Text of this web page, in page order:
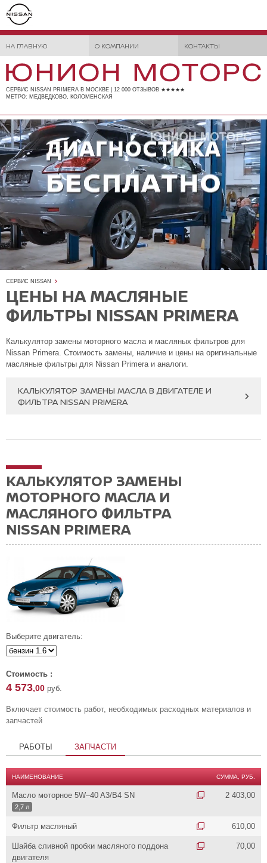
НА ГЛАВНУЮ О КОМПАНИИ КОНТАКТЫ
СЕРВИС NISSAN PRIMERA В МОСКВЕ | 12 000 ОТЗЫВОВ ★★★★★
МЕТРО: МЕДВЕДКОВО, КОЛОМЕНСКАЯ
СЕРВИС NISSAN
ЦЕНЫ НА МАСЛЯНЫЕ
ФИЛЬТРЫ NISSAN PRIMERA
Калькулятор замены моторного масла и масляных фильтров для
Nissan Primera. Стоимость замены, наличие и цены на оригинальные
масляные фильтры для Nissan Primera и аналоги.
КАЛЬКУЛЯТОР ЗАМЕНЫ МАСЛА В ДВИГАТЕЛЕ И
ФИЛЬТРА NISSAN PRIMERA
КАЛЬКУЛЯТОР ЗАМЕНЫ
МОТОРНОГО МАСЛА И
МАСЛЯНОГО ФИЛЬТРА
NISSAN PRIMERA
Выберите двигатель:
Стоимость :
4 573,00 руб.
Включает стоимость работ, необходимых расходных материалов и
запчастей
РАБОТЫ ЗАПЧАСТИ
НАИМЕНОВАНИЕ СУММА, РУБ.
Масло моторное 5W–40 A3/B4 SN
2,7 л
2 403,00
Фильтр масляный 610,00
Шайба сливной пробки масляного поддона
двигателя
70,00